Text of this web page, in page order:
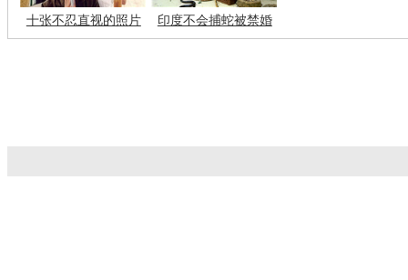
十张不忍直视的照片 印度不会捕蛇被禁婚